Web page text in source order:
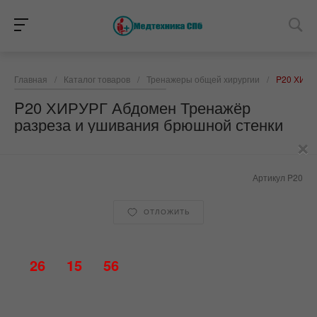
Главная / Каталог товаров / Тренажеры общей хирургии / P20
P20 ХИРУРГ Абдомен Тренажёр
разреза и ушивания брюшной стенки
Артикул P20
ОТЛОЖИТЬ
×
26 15 56